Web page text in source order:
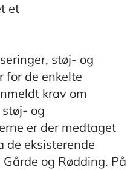
et
støj- og
for de enkelte
krav om
og
er der medtaget
de eksisterende
og Rødding. På